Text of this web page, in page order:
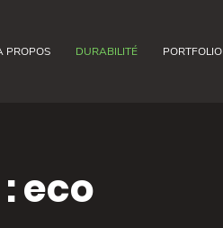
PROPOS DURABILITÉ PORTFOLIO
eco